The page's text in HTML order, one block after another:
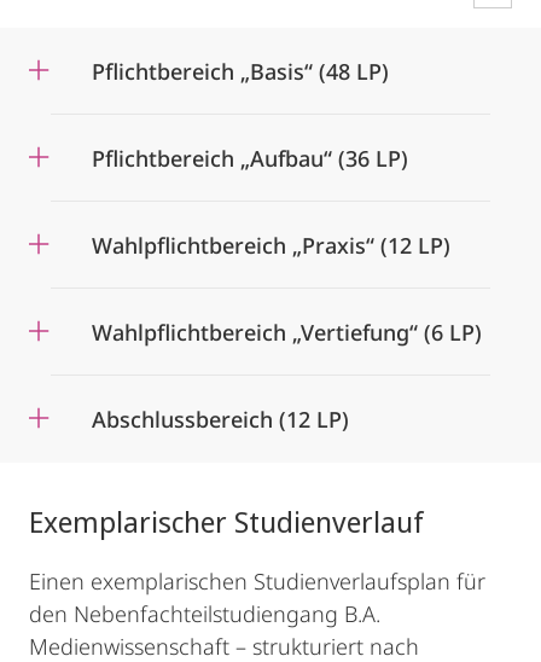
Pflichtbereich „Basis“ (48 LP)
Pflichtbereich „Aufbau“ (36 LP)
Wahlpflichtbereich „Praxis“ (12 LP)
Wahlpflichtbereich „Vertiefung“ (6 LP)
Abschlussbereich (12 LP)
Exemplarischer Studienverlauf
Einen exemplarischen Studienverlaufsplan für
den Nebenfachteilstudiengang B.A.
Medienwissenschaft – strukturiert nach